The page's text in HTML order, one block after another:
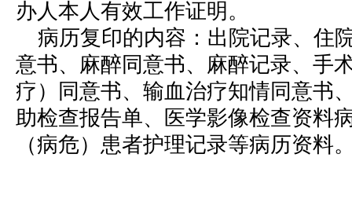
办人本人有效工作证明。
病历复印的内容：出院记录、住
意书、麻醉同意书、麻醉记录、手
疗）同意书、输血治疗知情同意书
助检查报告单、医学影像检查资料
（病危）患者护理记录等病历资料